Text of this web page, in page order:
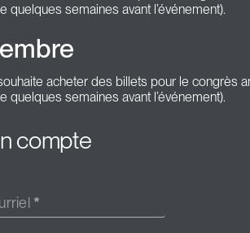
quelques semaines avant l’événement).
acheter des billets pour le congrès
quelques semaines avant l’événement).
compte
*